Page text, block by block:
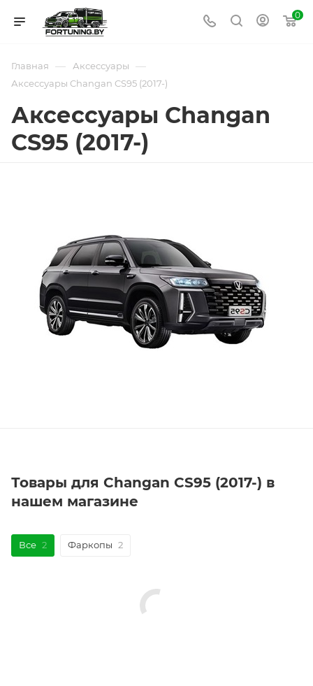
0
Главная — Аксессуары —
Аксессуары Changan CS95 (2017-)
Аксессуары Changan
CS95 (2017-)
Товары для Changan CS95 (2017-) в
нашем магазине
Все 2 Фаркопы 2